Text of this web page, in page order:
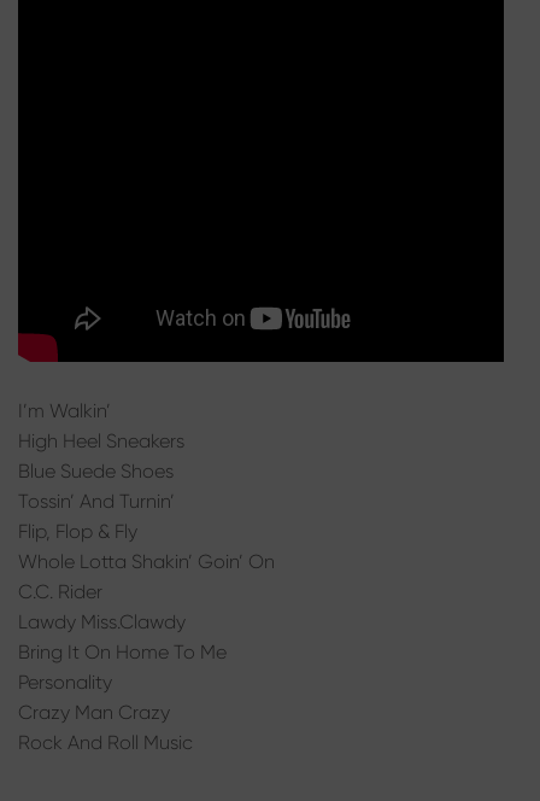
I’m Walkin’
High Heel Sneakers
Blue Suede Shoes
Tossin’ And Turnin’
Flip, Flop & Fly
Whole Lotta Shakin’ Goin’ On
C.C. Rider
Lawdy Miss.Clawdy
Bring It On Home To Me
Personality
Crazy Man Crazy
Rock And Roll Music